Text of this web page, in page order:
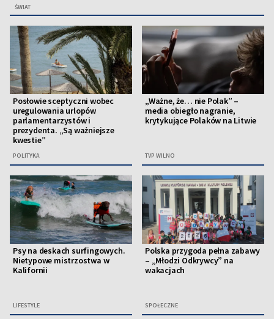
ŚWIAT
Posłowie sceptyczni wobec
uregulowania urlopów
parlamentarzystów i
prezydenta. „Są ważniejsze
kwestie”
POLITYKA
„Ważne, że… nie Polak” –
media obiegło nagranie,
krytykujące Polaków na Litwie
TVP WILNO
Psy na deskach surfingowych.
Nietypowe mistrzostwa w
Kalifornii
LIFESTYLE
Polska przygoda pełna zabawy
– „Młodzi Odkrywcy” na
wakacjach
SPOŁECZNE